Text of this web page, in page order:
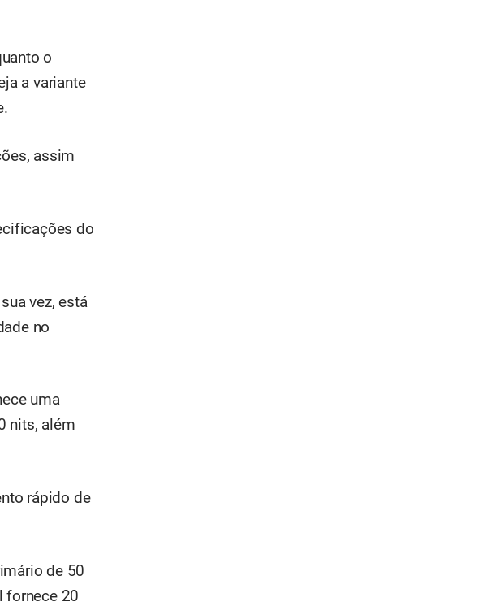
o
a variante
assim
do
vez, está
no
uma
nits, além
rápido de
de 50
fornece 20